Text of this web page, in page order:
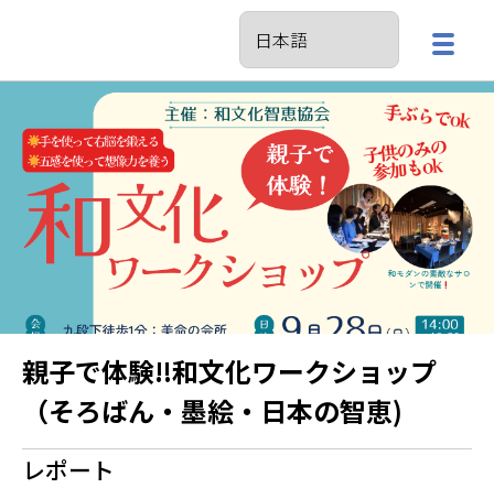
親子で体験‼️和文化ワークショップ
（そろばん・墨絵・日本の智恵)
レポート